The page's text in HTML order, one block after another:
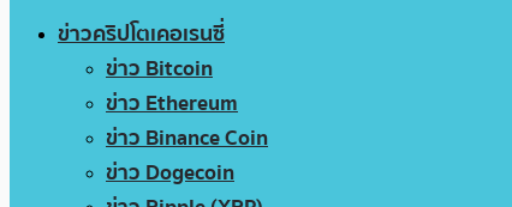
ข่าวคริปโตเคอเรนซี่
ข่าว Bitcoin
ข่าว Ethereum
ข่าว Binance Coin
ข่าว Dogecoin